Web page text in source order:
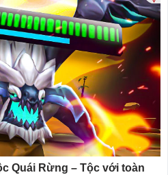
Quái Rừng – Tộc với toàn